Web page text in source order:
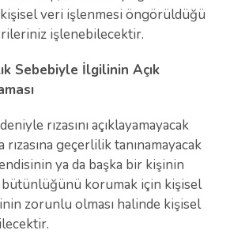
kişisel veri işlenmesi öngörüldüğü
işlenebilecektir.
Sebebiyle İlgilinin Açık
rızasını açıklayamayacak
geçerlilik tanınamayacak
ya da başka bir kişinin
bütünlüğünü korumak için kişisel
zorunlu olması halinde kişisel